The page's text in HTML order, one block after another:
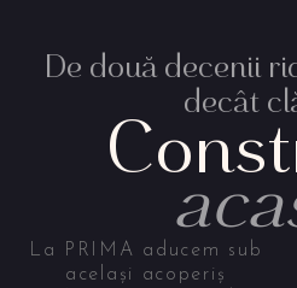
De două decenii
decât
La PRIMA aducem sub
același acoperiș